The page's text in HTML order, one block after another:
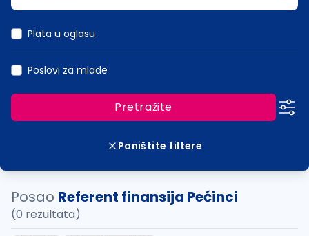
Plata u oglasu
Poslovi za mlade
Pretražite
Poništite filtere
Posao Referent finansija Pećinci
(0 rezultata)